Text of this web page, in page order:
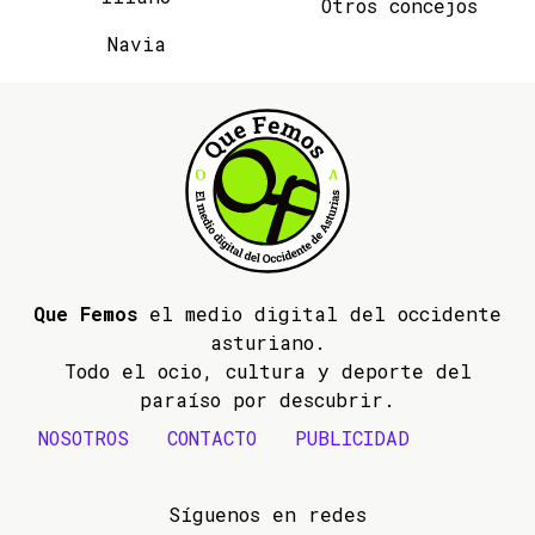
Navia
Otros concejos
Que Femos el medio digital del occidente
asturiano.
Todo el ocio, cultura y deporte del
paraíso por descubrir.
NOSOTROS
CONTACTO PUBLICIDAD
Síguenos en redes